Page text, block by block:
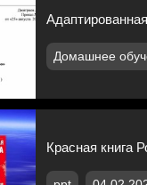
Домашнее
Красная книга